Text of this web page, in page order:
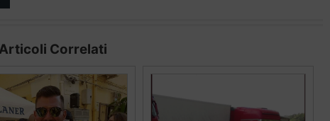
Articoli Correlati